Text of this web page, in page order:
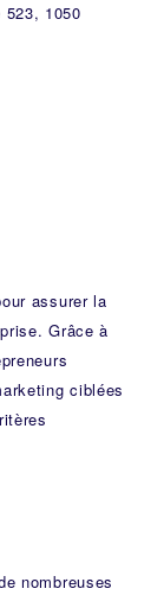
1050
assurer la
Grâce à
ciblées
nombreuses